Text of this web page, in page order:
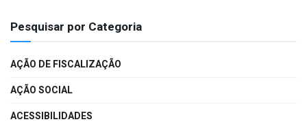
Pesquisar por Categoria
AÇÃO DE FISCALIZAÇÃO
AÇÃO SOCIAL
ACESSIBILIDADES